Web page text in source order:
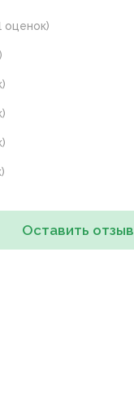
оценок)
)
)
)
)
)
Оставить отзыв